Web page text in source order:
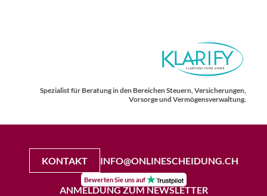
Spezialist für Beratung in den Bereichen Steuern, Versicherungen,
Vorsorge und Vermögensverwaltung.
KONTAKT INFO@ONLINESCHEIDUNG.CH
Bewerten Sie uns auf
ANMELDUNG ZUM NEWSLETTER